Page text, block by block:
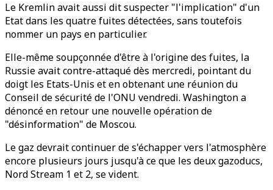
Le Kremlin avait aussi dit suspecter "l'implication" d'un
Etat dans les quatre fuites détectées, sans toutefois
nommer un pays en particulier.
Elle-même soupçonnée d'être à l'origine des fuites, la
Russie avait contre-attaqué dès mercredi, pointant du
doigt les Etats-Unis et en obtenant une réunion du
Conseil de sécurité de l'ONU vendredi. Washington a
dénoncé en retour une nouvelle opération de
"désinformation" de Moscou.
Le gaz devrait continuer de s'échapper vers l'atmosphère
encore plusieurs jours jusqu'à ce que les deux gazoducs,
Nord Stream 1 et 2, se vident.